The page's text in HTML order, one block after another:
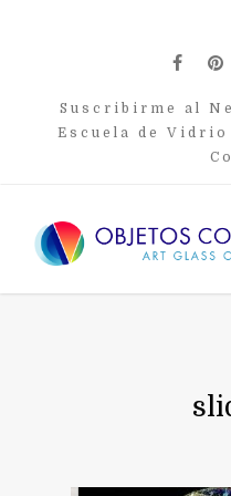
Suscribirme al
Escuela de Vidrio